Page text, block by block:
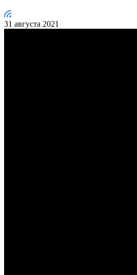
31 августа 2021